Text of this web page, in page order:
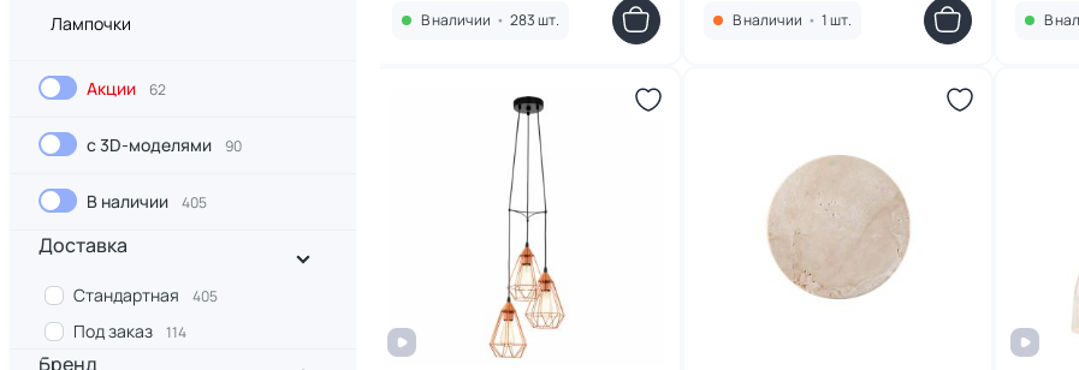
Лампочки
Акции 62
с 3D-моделями 90
В наличии 405
Доставка
Стандартная 405
Под заказ 114
Бренд
В наличии • 283 шт. В наличии • 1 шт. В